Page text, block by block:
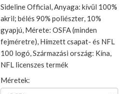
Sideline Official, Anyaga: kívül 100%
akril; bélés 90% poliészter, 10%
gyapjú, Mérete: OSFA (minden
fejméretre), Hímzett csapat- és NFL
100 logó, Származási ország: Kína,
NFL licenszes termék
Méretek: